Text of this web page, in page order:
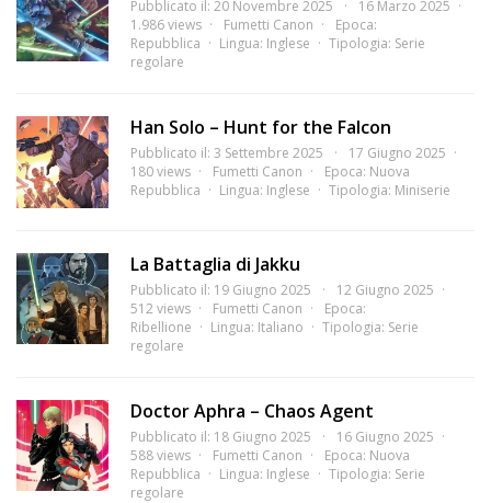
Pubblicato il: 20 Novembre 2025
16 Marzo 2025
1.986 views
Fumetti Canon
Epoca:
Repubblica
Lingua: Inglese Tipologia: Serie
regolare
Han Solo – Hunt for the Falcon
Pubblicato il: 3 Settembre 2025
17 Giugno 2025
180 views
Fumetti Canon Epoca: Nuova
Repubblica
Lingua: Inglese Tipologia: Miniserie
La Battaglia di Jakku
Pubblicato il: 19 Giugno 2025
12 Giugno 2025
512 views
Fumetti Canon
Epoca:
Ribellione
Lingua: Italiano Tipologia: Serie
regolare
Doctor Aphra – Chaos Agent
Pubblicato il: 18 Giugno 2025
16 Giugno 2025
588 views
Fumetti Canon Epoca: Nuova
Repubblica
Lingua: Inglese Tipologia: Serie
regolare